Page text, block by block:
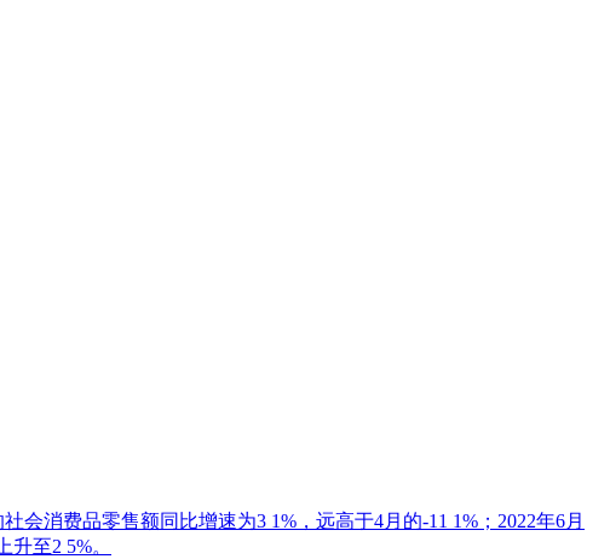
会消费品零售额同比增速为3 1%，远高于4月的-11 1%；2022年6月
至2 5%。